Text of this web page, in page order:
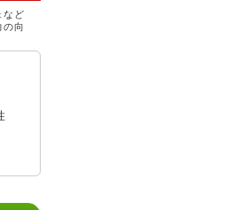
など
の向